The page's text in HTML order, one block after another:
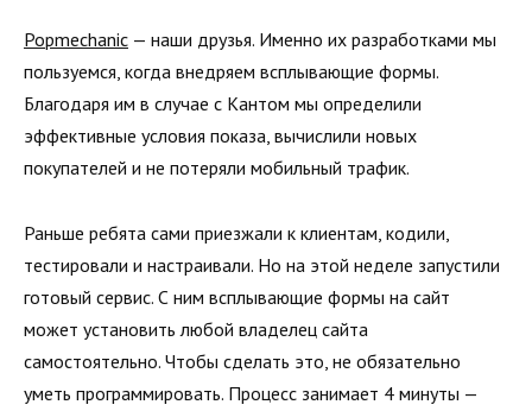
Popmechanic — наши друзья. Именно их разработками мы
пользуемся, когда внедряем всплывающие формы.
Благодаря им в случае с Кантом мы определили
эффективные условия показа, вычислили новых
покупателей и не потеряли мобильный трафик.
Раньше ребята сами приезжали к клиентам, кодили,
тестировали и настраивали. Но на этой неделе запустили
готовый сервис. С ним всплывающие формы на сайт
может установить любой владелец сайта
самостоятельно. Чтобы сделать это, не обязательно
уметь программировать. Процесс занимает 4 минуты —